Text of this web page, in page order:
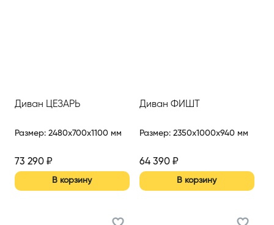
Диван ЦЕЗАРЬ
Размер: 2480x700x1100 мм
73 290 ₽
В корзину
Диван ФИШТ
Размер: 2350x1000x940 мм
64 390₽
В корзину